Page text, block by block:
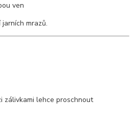
ven
mrazů.
zálivkami lehce proschnout